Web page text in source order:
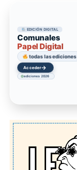
EDICIÓN DIGITAL
Comunales
Papel Digital
todas las ediciones
Acceder→
ediciones 2026